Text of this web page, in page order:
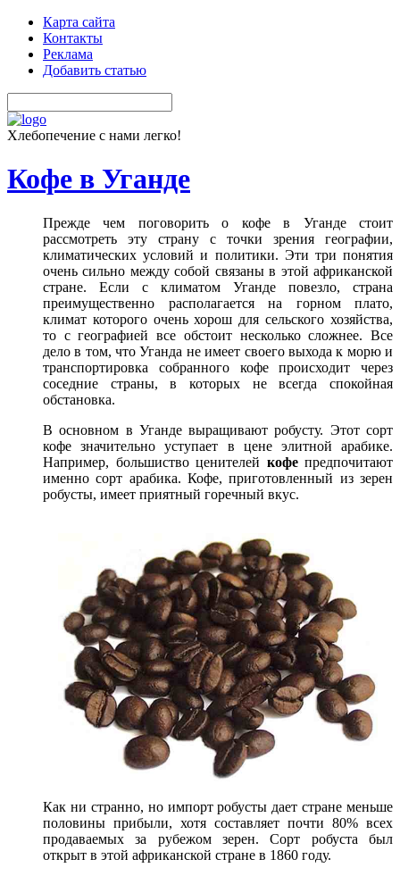
Карта сайта
Контакты
Реклама
Добавить статью
Хлебопечение с нами легко!
Кофе в Уганде
Прежде чем поговорить о кофе в Уганде стоит
рассмотреть эту страну с точки зрения географии,
климатических условий и политики. Эти три понятия
очень сильно между собой связаны в этой африканской
стране. Если с климатом Уганде повезло, страна
преимущественно располагается на горном плато,
климат которого очень хорош для сельского хозяйства,
то с географией все обстоит несколько сложнее. Все
дело в том, что Уганда не имеет своего выхода к морю и
транспортировка собранного кофе происходит через
соседние страны, в которых не всегда спокойная
обстановка.
В основном в Уганде выращивают робусту. Этот сорт
кофе значительно уступает в цене элитной арабике.
Например, большиство ценителей кофепредпочитают
именно сорт арабика. Кофе, приготовленный из зерен
робусты, имеет приятный горечный вкус.
Как ни странно, но импорт робусты дает стране меньше
половины прибыли, хотя составляет почти 80% всех
продаваемых за рубежом зерен. Сорт робуста был
открыт в этой африканской стране в 1860 году.